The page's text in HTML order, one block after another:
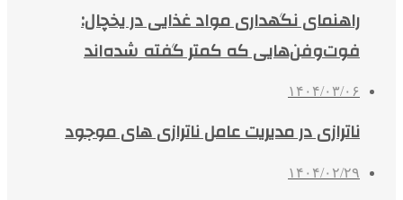
راهنمای نگهداری مواد غذایی در یخچال:
فوت‌وفن‌هایی که کمتر گفته شده‌اند
۱۴۰۴/۰۳/۰۶
ناترازی در مدیریت عامل ناترازی های موجود
۱۴۰۴/۰۲/۲۹